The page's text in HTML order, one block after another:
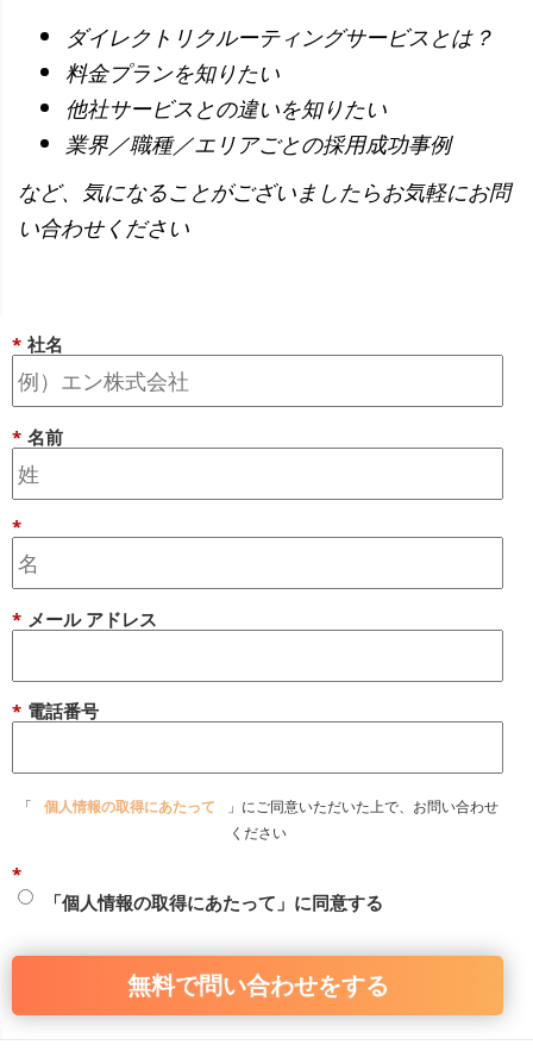
ダイレクトリクルーティングサービスとは？
料金プランを知りたい
他社サービスとの違いを知りたい
業界／職種／エリアごとの採用成功事例
など、気になることがございましたらお気軽にお問
い合わせください
* 社名
* 名前
*
* メール アドレス
* 電話番号
「 個人情報の取得にあたって
」にご同意いただいた上で、お問い合わせ
ください
*
「個人情報の取得にあたって」に同意する
無料で問い合わせをする